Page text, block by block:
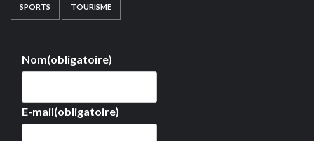
SPORTS TOURISME
Nom(obligatoire)
E-mail(obligatoire)